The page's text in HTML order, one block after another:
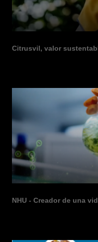
Citrusvil, valor
NHU - Creador de una